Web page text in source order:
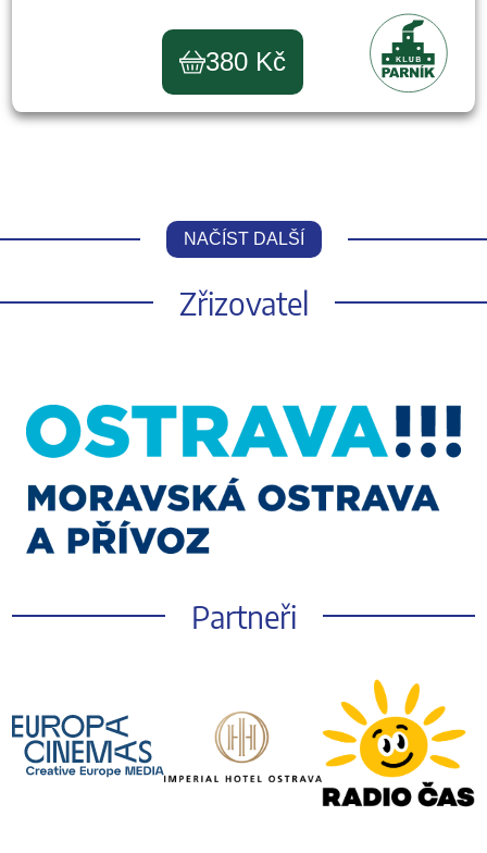
380 Kč
NAČÍST DALŠÍ
Zřizovatel
Partneři